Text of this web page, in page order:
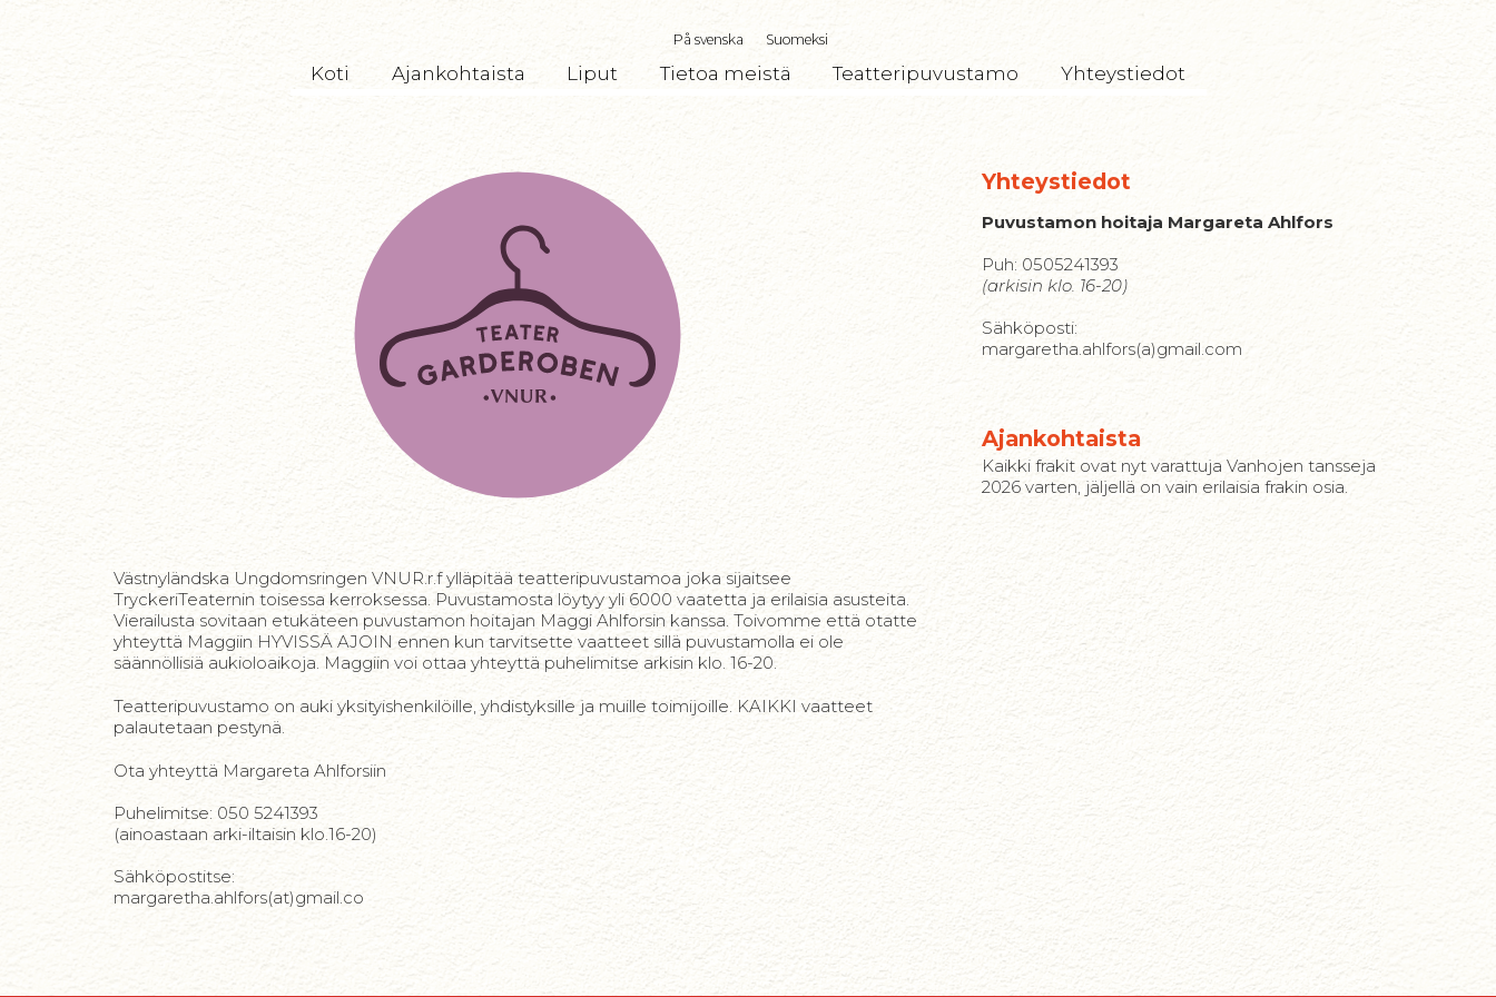
På svenska Suomeksi
Koti Ajankohtaista Liput Tietoa meistä Teatteripuvustamo Yhteystiedot
Västnyländska Ungdomsringen VNUR.r.f ylläpitää teatteripuvustamoa joka sijaitsee
TryckeriTeaternin toisessa kerroksessa. Puvustamosta löytyy yli 6000 vaatetta ja erilaisia asusteita.
Vierailusta sovitaan etukäteen puvustamon hoitajan Maggi Ahlforsin kanssa. Toivomme että otatte
yhteyttä Maggiin HYVISSÄ AJOIN ennen kun tarvitsette vaatteet sillä puvustamolla ei ole
säännöllisiä aukioloaikoja. Maggiin voi ottaa yhteyttä puhelimitse arkisin klo. 16-20.
Teatteripuvustamo on auki yksityishenkilöille, yhdistyksille ja muille toimijoille. KAIKKI vaatteet
palautetaan pestynä.
Ota yhteyttä Margareta Ahlforsiin
Puhelimitse: 050 5241393
(ainoastaan arki-iltaisin klo.16-20)
Sähköpostitse:
margaretha.ahlfors(at)gmail.co
Yhteystiedot
Puvustamon hoitaja Margareta Ahlfors
Puh: 0505241393
(arkisin klo. 16-20)
Sähköposti:
margaretha.ahlfors(a)gmail.com
Ajankohtaista
Kaikki frakit ovat nyt varattuja Vanhojen tansseja
2026 varten, jäljellä on vain erilaisia frakin osia.